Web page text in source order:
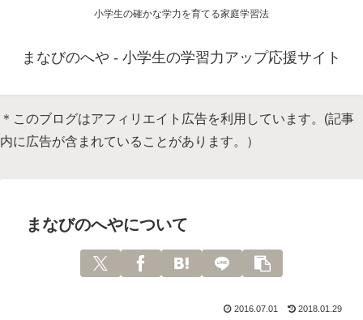
小学生の確かな学力を育てる家庭学習法
まなびのへや - 小学生の学習力アップ応援サイト
＊このブログはアフィリエイト広告を利用しています。(記事
内に広告が含まれていることがあります。）
まなびのへやについて
2016.07.01 2018.01.29